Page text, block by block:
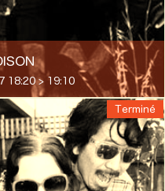
18:20 > 19:10
Terminé